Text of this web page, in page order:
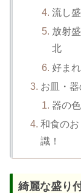
流し
放射
北
好ま
お皿・
器の
和食の
識！
綺麗な盛り